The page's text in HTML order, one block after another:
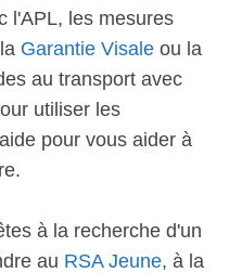
l'APL, les mesures
Garantie Visale ou la
au transport avec
utiliser les
pour vous aider à
à la recherche d'un
au RSA Jeune, à la